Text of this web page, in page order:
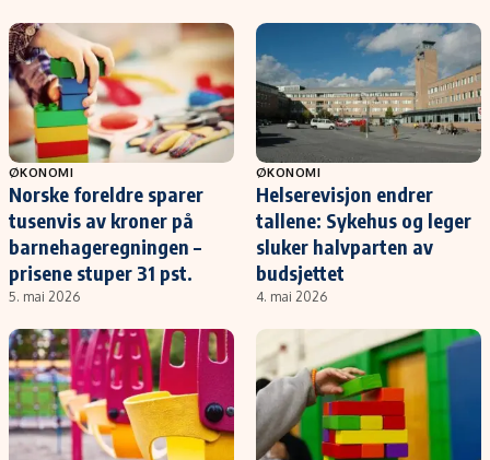
ØKONOMI
Norske foreldre sparer
tusenvis av kroner på
barnehageregningen –
prisene stuper 31 pst.
5. mai 2026
ØKONOMI
Helserevisjon endrer
tallene: Sykehus og leger
sluker halvparten av
budsjettet
4. mai 2026